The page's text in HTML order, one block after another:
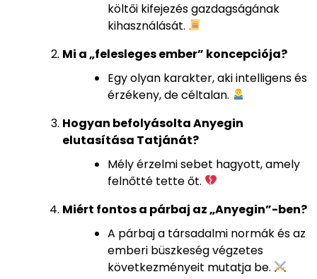
költői kifejezés gazdagságának
kihasználását.
Mi a „felesleges ember” koncepciója?
Egy olyan karakter, aki intelligens és
érzékeny, de céltalan.
Hogyan befolyásolta Anyegin
elutasítása Tatjánát?
Mély érzelmi sebet hagyott, amely
felnőtté tette őt.
Miért fontos a párbaj az „Anyegin”-ben?
A párbaj a társadalmi normák és az
emberi büszkeség végzetes
következményeit mutatja be.